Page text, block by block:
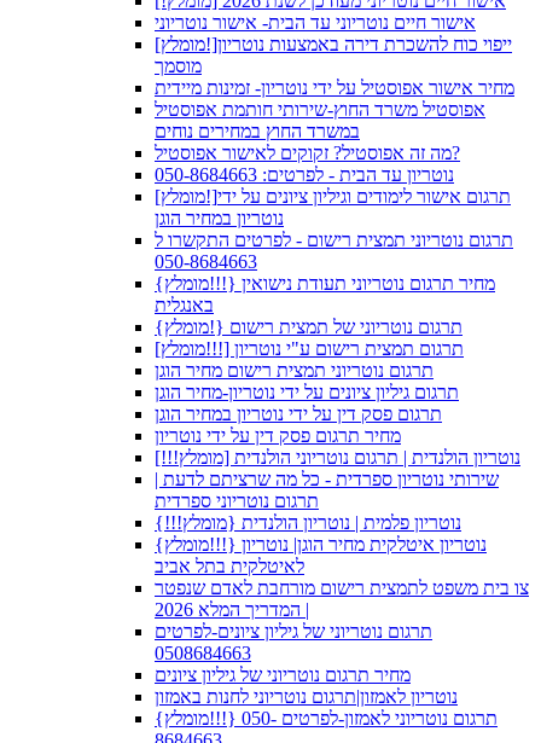
אישור חיים נוטריוני עד הבית- אישור נוטריוני
[מומלץ!]ייפוי כוח להשכרת דירה באמצעות נוטריון
מוסמך
מחיר אישור אפוסטיל על ידי נוטריון- זמינות מיידית
אפוסטיל משרד החוץ-שירותי חותמת אפוסטיל
במשרד החוץ במחירים נוחים
מה זה אפוסטיל? זקוקים לאישור אפוסטיל?
נוטריון עד הבית - לפרטים: 050-8684663
[מומלץ!]תרגום אישור לימודים וגיליון ציונים על ידי
נוטריון במחיר הוגן
תרגום נוטריוני תמצית רישום - לפרטים התקשרו ל
050-8684663
{מומלץ!!!} מחיר תרגום נוטריוני תעודת נישואין
באנגלית
{מומלץ!} תרגום נוטריוני של תמצית רישום
[מומלץ!!!] תרגום תמצית רישום ע"י נוטריון
תרגום נוטריוני תמצית רישום מחיר הוגן
תרגום גיליון ציונים על ידי נוטריון-מחיר הוגן
תרגום פסק דין על ידי נוטריון במחיר הוגן
מחיר תרגום פסק דין על ידי נוטריון
נוטריון הולנדית | תרגום נוטריוני הולנדית [מומלץ!!!]
שירותי נוטריון ספרדית - כל מה שרציתם לדעת |
תרגום נוטריוני ספרדית
נוטריון פלמית | נוטריון הולנדית {מומלץ!!!}
{מומלץ!!!} נוטריון איטלקית מחיר הוגן| נוטריון
לאיטלקית בתל אביב
צו בית משפט לתמצית רישום מורחבת לאדם שנפטר
| המדריך המלא 2026
תרגום נוטריוני של גיליון ציונים-לפרטים
0508684663
מחיר תרגום נוטריוני של גיליון ציונים
נוטריון לאמזון|תרגום נוטריוני לחנות באמזון
{מומלץ!!!} תרגום נוטריוני לאמזון-לפרטים 050-